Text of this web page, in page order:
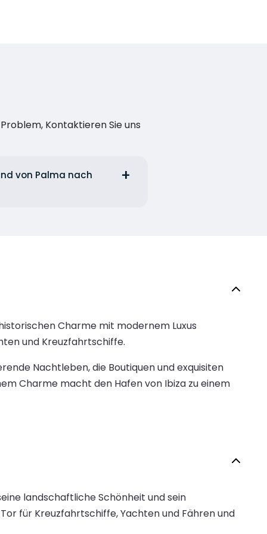
Kontaktieren Sie uns
von Palma nach
Charme mit modernem Luxus
und Kreuzfahrtschiffe.
Nachtleben, die Boutiquen und exquisiten
Charme macht den Hafen von Ibiza zu einem
landschaftliche Schönheit und sein
für Kreuzfahrtschiffe, Yachten und Fähren und